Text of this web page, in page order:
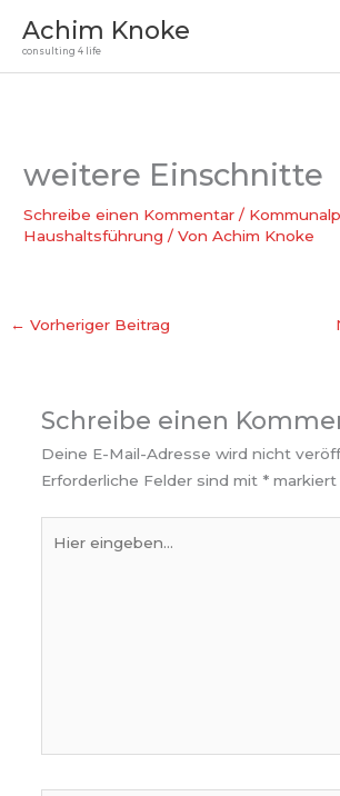
InhaltAchim Knoke
consulting 4 life
weitere Einschnitte
Schreibe einen Kommentar /
Haushaltsführung / VonAchim Knoke
← Vorheriger Beitrag
Schreibe einen
Deine E-Mail-Adresse wird nicht
Erforderliche Felder sind mit *markiert
eingeben…